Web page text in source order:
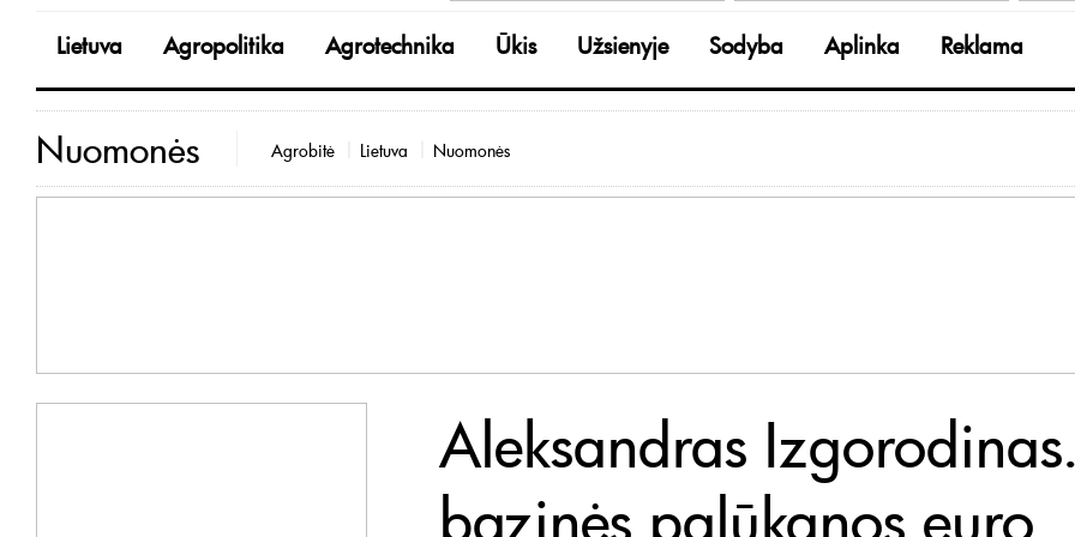
Lietuva Agropolitika Agrotechnika Ūkis Užsienyje Sodyba Aplinka Reklama
Nuomonės Agrobitė Lietuva Nuomonės
Aleksandras
bazinės palūkanos euro